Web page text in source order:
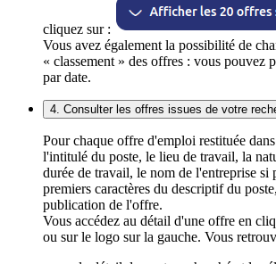
cliquez sur :
Vous avez également la possibilité de
« classement » des offres : vous pouvez
par date.
4. Consulter les offres issues de votre
Pour chaque offre d'emploi restituée
l'intitulé du poste, le lieu de travail, la
durée de travail, le nom de l'entreprise si
premiers caractères du descriptif du
publication de l'offre.
Vous accédez au détail d'une offre en
ou sur le logo sur la gauche. Vous